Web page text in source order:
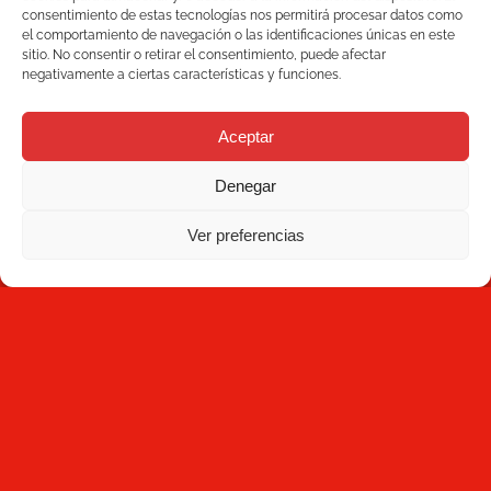
consentimiento de estas tecnologías nos permitirá procesar datos como
el comportamiento de navegación o las identificaciones únicas en este
sitio. No consentir o retirar el consentimiento, puede afectar
negativamente a ciertas características y funciones.
Aceptar
Denegar
Ver preferencias
Mecesa
Contacto
NEWSLETTER